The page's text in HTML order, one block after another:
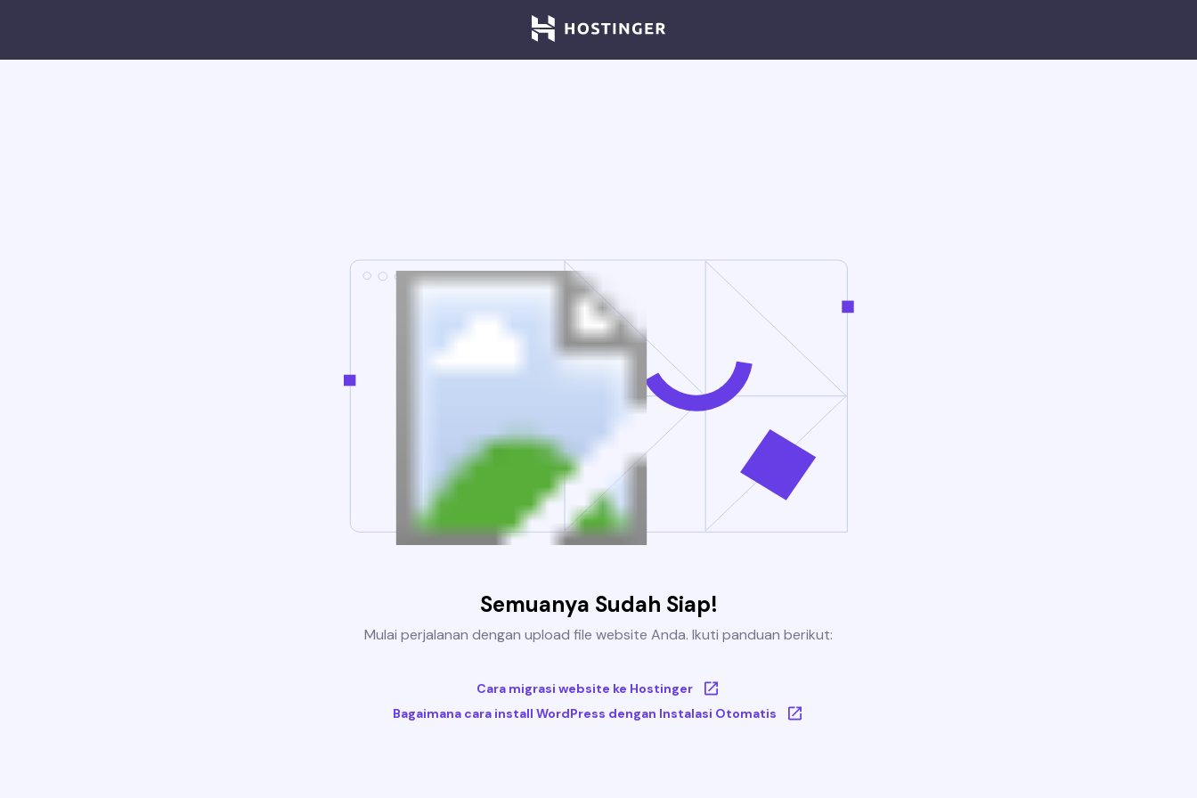
Semuanya Sudah Siap!
Mulai perjalanan dengan upload file website Anda. Ikuti panduan berikut:
Cara migrasi website ke Hostinger
Bagaimana cara install WordPress dengan Instalasi Otomatis